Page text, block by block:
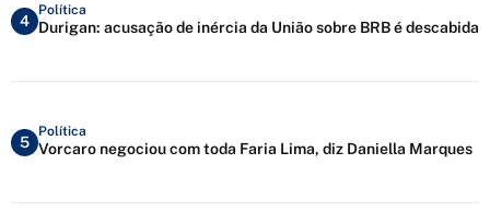
4
Política
Durigan: acusação de inércia da União sobre BRB é descabida
5
Política
Vorcaro negociou com toda Faria Lima, diz Daniella Marques